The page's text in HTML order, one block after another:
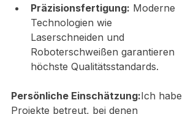
Präzisionsfertigung: Moderne
Technologien wie
Laserschneiden und
Roboterschweißen garantieren
höchste Qualitätsstandards.
Persönliche Einschätzung:Ich habe
Projekte betreut, bei denen